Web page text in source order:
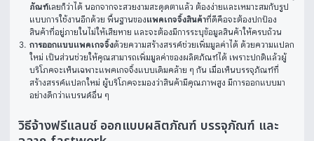
ภัณฑ์เลยก็ว่าได้ นอกจากจะสวยงามสะดุดตาแล้ว ต้องง่ายและเหมาะสมกับรูป
แบบการใช้งานอีกด้วย พื้นฐานของแพคเกจจิ้งสินค้าที่ดีคือจะต้องปกป้อง
สินค้าที่อยู่ภายในไม่ให้เสียหาย และจะต้องมีการระบุข้อมูลสินค้าให้ครบถ้วน
การออกแบบแพคเกจจิ้งด้วยความสร้างสรรค์ช่วยเพิ่มมูลค่าได้ ด้วยความแปลก
ใหม่ เป็นส่วนช่วยให้คุณสามารถเพิ่มมูลค่าของผลิตภัณฑ์ได้ เพราะปกติแล้วผู้
บริโภคจะเห็นเฉพาะแพคเกจจิ้งแบบเดิมคล้าย ๆ กัน เมื่อเห็นบรรจุภัณฑ์ที่
สร้างสรรค์แปลกใหม่ ผู้บริโภคจะมองว่าสินค้ามีคุณภาพสูง มีการออกแบบมา
อย่างดีกว่าแบรนด์อื่น ๆ
วิธีจ้างฟรีแลนซ์ ออกแบบผลิตภัณฑ์ บรรจุภัณฑ์ และ